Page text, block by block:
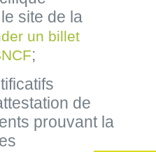
site de la
un billet
;
de
prouvant la